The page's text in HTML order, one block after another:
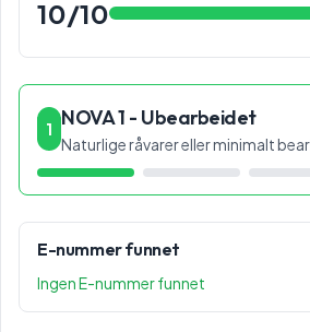
10/10
1 NOVA 1 - Ubearbeidet
Naturlige råvarer eller minimalt
E-nummer funnet
Ingen E-nummer funnet